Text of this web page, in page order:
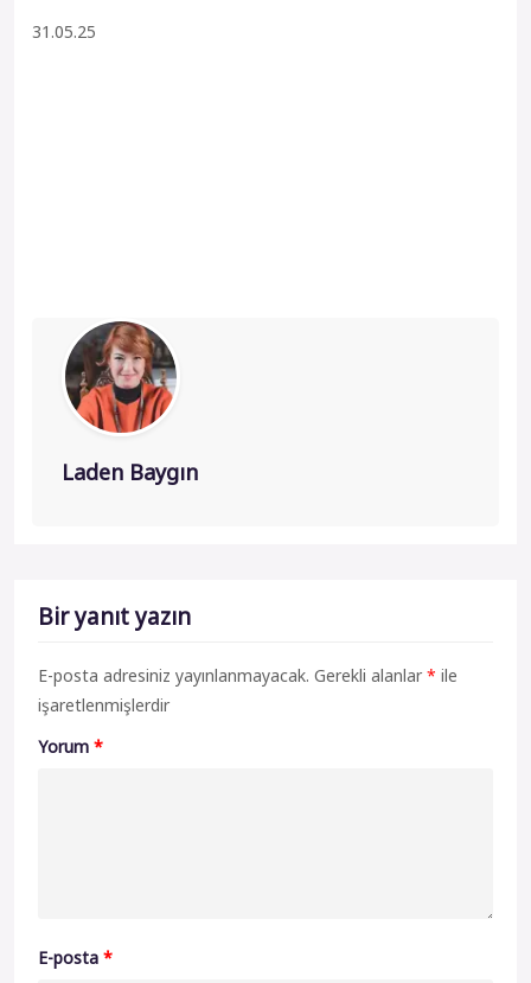
31.05.25
Laden Baygın
Bir yanıt yazın
E-posta adresiniz yayınlanmayacak. Gerekli alanlar * ile
işaretlenmişlerdir
Yorum *
E-posta *